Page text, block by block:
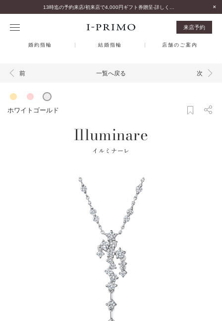
来店予約
婚約指輪 結婚指輪 店舗のご案内
前 一覧へ戻る 次
ホワイトゴールド
Illuminare
イルミナーレ